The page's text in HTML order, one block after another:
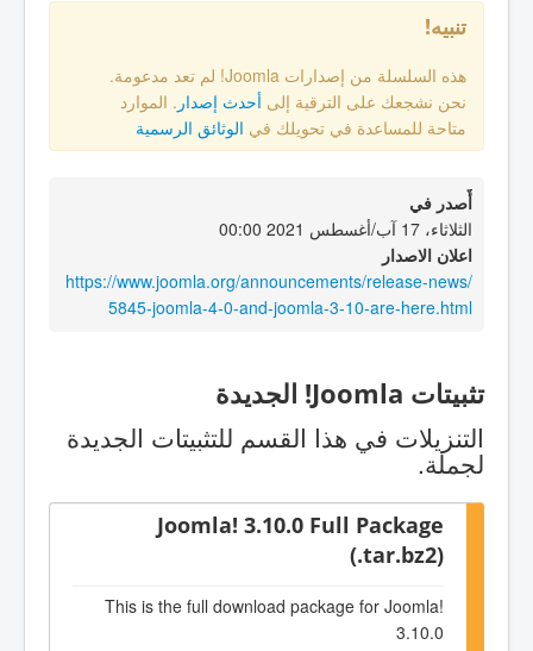
تنبيه!
هذه السلسلة من إصدارات Joomla! لم تعد مدعومة.
نحن نشجعك على الترقية إلى أحدث إصدار . الموارد
متاحة للمساعدة في تحويلك في الوثائق الرسمية
أٌصدر في
الثلاثاء، 17 آب/أغسطس 2021 00:00
اعلان الاصدار
https://www.joomla.org/announcements/release-news/
5845-joomla-4-0-and-joomla-3-10-are-here.html
تثبيتات Joomla! الجديدة
التنزيلات في هذا القسم للتثبيتات الجديدة
لجملة.
Joomla! 3.10.0 Full Package
(.tar.bz2)
This is the full download package for Joomla!
3.10.0